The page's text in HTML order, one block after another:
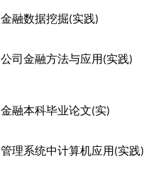
金融数据挖掘(实践)
公司金融方法与应用 (实践)
金融本科毕业论文(实)
管理系统中计算机应用 (实践)